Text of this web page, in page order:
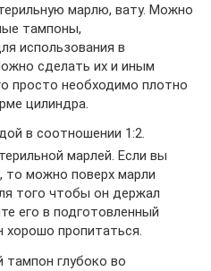
марлю, вату. Можно
тампоны,
использования в
сделать их и иным
просто необходимо плотно
цилиндра.
в соотношении 1:2.
марлей. Если вы
то можно поверх марли
того чтобы он держал
его в подготовленный
хорошо пропитаться.
глубоко во